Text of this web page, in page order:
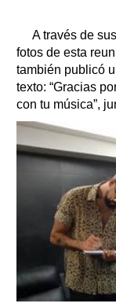
A través de
fotos de esta
también publicó
texto: “Gracias
con tu música”,